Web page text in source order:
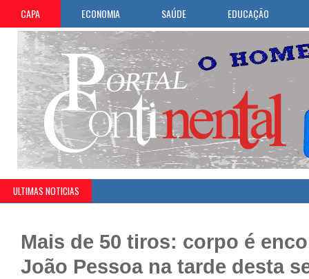
CAPA ECONOMIA SAÚDE EDUCAÇÃO
ULTIMAS NOTICIAS
Mais de 50 tiros: corpo é
João Pessoa na tarde desta